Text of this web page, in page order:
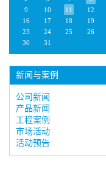
9
10 11 12
16
17 18 19
23
24 25 26
30
31
新闻与案例
公司新闻
产品新闻
工程案例
市场活动
活动预告